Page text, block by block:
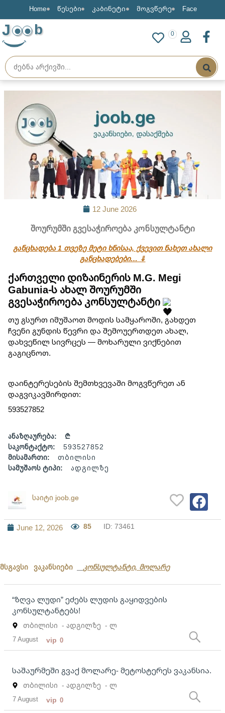
Home წესები კაბინეტი მოგვწერე Face
J b 0
12 June 2026
შოურუმში გვესაჭიროება კონსულტანტი
განცხადება 1 თვეზე მეტი ხნისაა, ქვევით ნახეთ ახალი
განცხადებები… ⇓
ქართველი დიზაინერის M.G. Megi
Gabunia-ს ახალ შოურუმში
გვესაჭიროება კონსულტანტი
თუ გსურთ იმუშაოთ მოდის სამყაროში, გახდეთ
ჩვენი გუნდის წევრი და შემოუერთდეთ ახალ,
დახვეწილ სივრცეს — მოხარული ვიქნებით
გაგიცნოთ.
დაინტერესების შემთხვევაში მოგვწერეთ ან
დაგვიკავშირდით:
593527852
ანაზღაურება:
₾
საკონტაქტო:
593527852
მისამართი:
თბილისი
სამუშაოს ტიპი:
ადგილზე
საიტი joob.ge
June 12, 2026 85 ID: 73461
მსგავსი ვაკანსიები კონსულტანტი, მოლარე
“ზღვა ლუდი” ეძებს ლუდის გაყიდვების
კონსულტანტებს!
თბილისი - ადგილზე - ლ
7 August vip 0
საშაურმეში გვაქ მოლარე- მეტოსტერეს ვაკანსია.
თბილისი - ადგილზე - ლ
7 August vip 0